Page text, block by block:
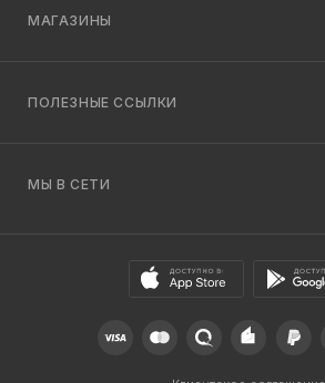
МАГАЗИНЫ
ПОЛЕЗНЫЕ ССЫЛКИ
МЫ В СЕТИ